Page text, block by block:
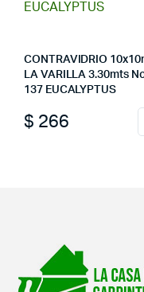
CONTRAVIDRIO
LA VARILLA 3.30mts
137 EUCALYPTUS
$ 266